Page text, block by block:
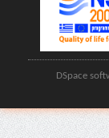
DSpace